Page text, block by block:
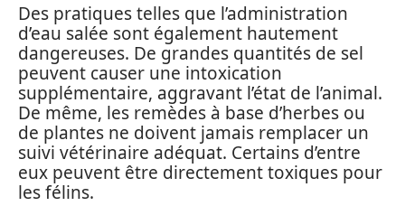
Des pratiques telles que l’administration
d’eau salée sont également hautement
dangereuses. De grandes quantités de sel
peuvent causer une intoxication
supplémentaire, aggravant l’état de l’animal.
De même, les remèdes à base d’herbes ou
de plantes ne doivent jamais remplacer un
suivi vétérinaire adéquat. Certains d’entre
eux peuvent être directement toxiques pour
les félins.